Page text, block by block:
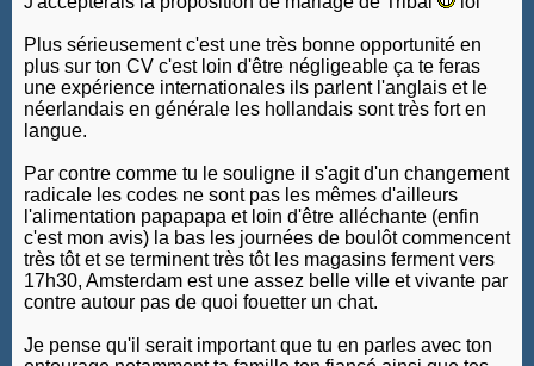
Plus sérieusement c'est une très bonne opportunité en
plus sur ton CV c'est loin d'être négligeable ça te feras
une expérience internationales ils parlent l'anglais et le
néerlandais en générale les hollandais sont très fort en
langue.
Par contre comme tu le souligne il s'agit d'un changement
radicale les codes ne sont pas les mêmes d'ailleurs
l'alimentation papapapa et loin d'être alléchante (enfin
c'est mon avis) la bas les journées de boulôt commencent
très tôt et se terminent très tôt les magasins ferment vers
17h30, Amsterdam est une assez belle ville et vivante par
contre autour pas de quoi fouetter un chat.
Je pense qu'il serait important que tu en parles avec ton